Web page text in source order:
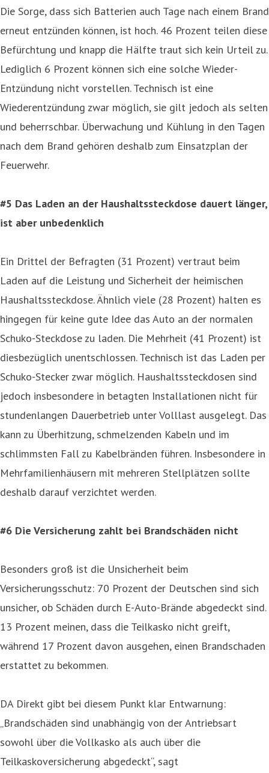
Die Sorge, dass sich Batterien auch Tage nach einem Brand
erneut entzünden können, ist hoch. 46 Prozent teilen diese
Befürchtung und knapp die Hälfte traut sich kein Urteil zu.
Lediglich 6 Prozent können sich eine solche Wieder-
Entzündung nicht vorstellen. Technisch ist eine
Wiederentzündung zwar möglich, sie gilt jedoch als selten
und beherrschbar. Überwachung und Kühlung in den Tagen
nach dem Brand gehören deshalb zum Einsatzplan der
Feuerwehr.
#5 Das Laden an der Haushaltssteckdose dauert länger,
ist aber unbedenklich
Ein Drittel der Befragten (31 Prozent) vertraut beim
Laden auf die Leistung und Sicherheit der heimischen
Haushaltssteckdose. Ähnlich viele (28 Prozent) halten es
hingegen für keine gute Idee das Auto an der normalen
Schuko-Steckdose zu laden. Die Mehrheit (41 Prozent) ist
diesbezüglich unentschlossen. Technisch ist das Laden per
Schuko-Stecker zwar möglich. Haushaltssteckdosen sind
jedoch insbesondere in betagten Installationen nicht für
stundenlangen Dauerbetrieb unter Volllast ausgelegt. Das
kann zu Überhitzung, schmelzenden Kabeln und im
schlimmsten Fall zu Kabelbränden führen. Insbesondere in
Mehrfamilienhäusern mit mehreren Stellplätzen sollte
deshalb darauf verzichtet werden.
#6 Die Versicherung zahlt bei Brandschäden nicht
Besonders groß ist die Unsicherheit beim
Versicherungsschutz: 70 Prozent der Deutschen sind sich
unsicher, ob Schäden durch E-Auto-Brände abgedeckt sind.
13 Prozent meinen, dass die Teilkasko nicht greift,
während 17 Prozent davon ausgehen, einen Brandschaden
erstattet zu bekommen.
DA Direkt gibt bei diesem Punkt klar Entwarnung:
„Brandschäden sind unabhängig von der Antriebsart
sowohl über die Vollkasko als auch über die
Teilkaskoversicherung abgedeckt“, sagt